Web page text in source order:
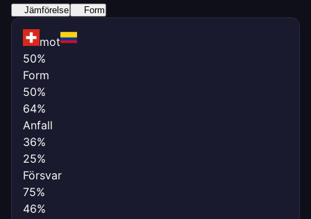
Jämförelse Form
mot
50%
Form
50%
64%
Anfall
36%
25%
Försvar
75%
46%